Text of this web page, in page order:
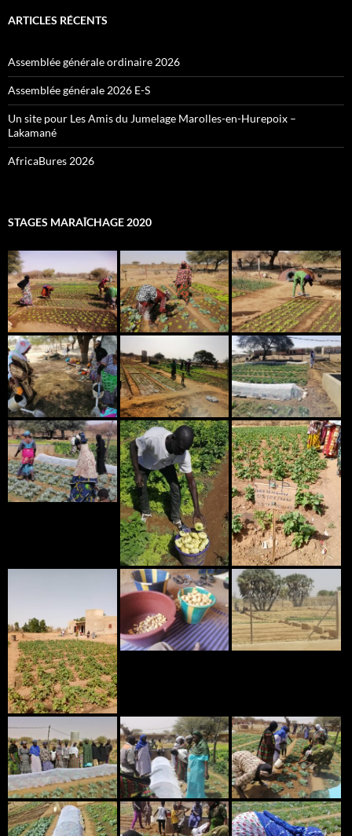
ARTICLES RÉCENTS
Assemblée générale ordinaire 2026
Assemblée générale 2026 E-S
Un site pour Les Amis du Jumelage Marolles-en-Hurepoix –
Lakamané
AfricaBures 2026
STAGES MARAÎCHAGE 2020